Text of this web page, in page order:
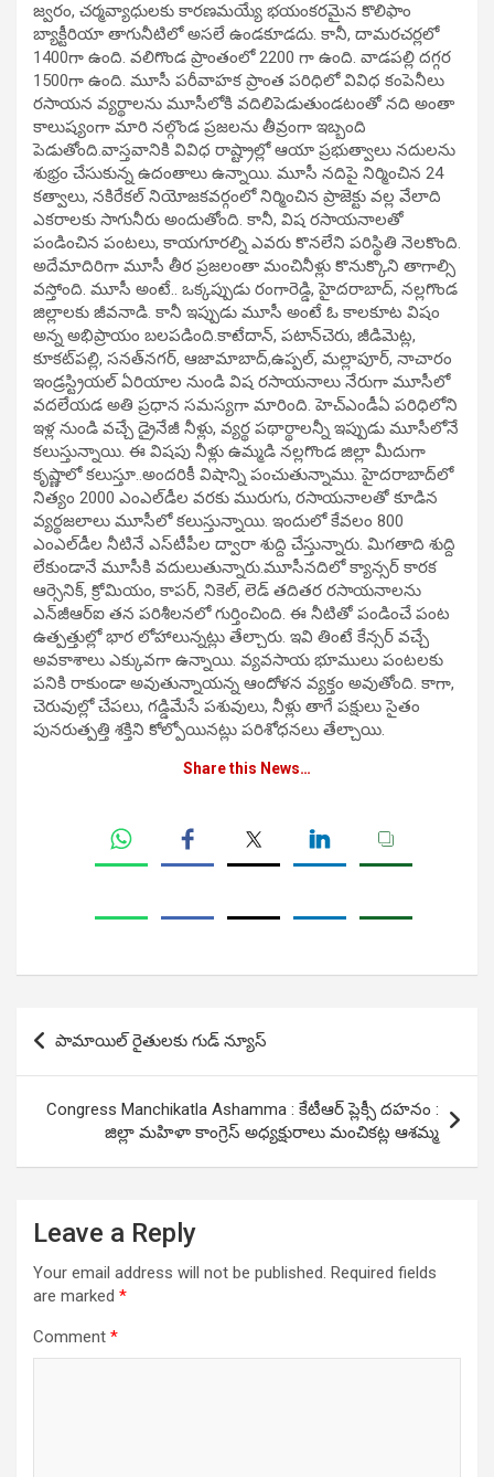
జ్వరం, చర్మవ్యాధులకు కారణమయ్యే భయంకరమైన కొలిఫాం
బ్యాక్టీరియా తాగునీటిలో అసలే ఉండకూడదు. కానీ, దామరచర్లలో
1400గా ఉంది. వలిగొండ ప్రాంతంలో 2200 గా ఉంది. వాడపల్లి దగ్గర
1500గా ఉంది. మూసీ పరీవాహక ప్రాంత పరిధిలో వివిధ కంపెనీలు
రసాయన వ్యర్థాలను మూసీలోకి వదిలిపెడుతుండటంతో నది అంతా
కాలుష్యంగా మారి నల్గొండ ప్రజలను తీవ్రంగా ఇబ్బంది
పెడుతోంది.వాస్తవానికి వివిధ రాష్ట్రాల్లో ఆయా ప్రభుత్వాలు నదులను
శుభ్రం చేసుకున్న ఉదంతాలు ఉన్నాయి. మూసీ నదిపై నిర్మించిన 24
కత్వాలు, నకిరేకల్ నియోజకవర్గంలో నిర్మించిన ప్రాజెక్టు వల్ల వేలాది
ఎకరాలకు సాగునీరు అందుతోంది. కానీ, విష రసాయనాలతో
పండించిన పంటలు, కాయగూరల్ని ఎవరు కొనలేని పరిస్థితి నెలకొంది.
అదేమాదిరిగా మూసీ తీర ప్రజలంతా మంచినీళ్లు కొనుక్కొని తాగాల్సి
వస్తోంది. మూసీ అంటే.. ఒక్కప్పుడు రంగారెడ్డి, హైదరాబాద్, నల్లగొండ
జిల్లాలకు జీవనాడి. కానీ ఇప్పుడు మూసీ అంటే ఓ కాలకూట విషం
అన్న అభిప్రాయం బలపడింది.కాటేదాన్, పటాన్‌చెరు, జీడిమెట్ల,
కూకట్‌పల్లి, సనత్‌నగర్, ఆజామాబాద్,ఉప్పల్, మల్లాపూర్, నాచారం
ఇండ్రస్ట్రియల్‌ ఏరియాల నుండి విష రసాయనాలు నేరుగా మూసీలో
వదలేయడ అతి ప్రధాన సమస్యగా మారింది. హెచ్‌ఎండీఏ పరిధిలోని
ఇళ్ల నుండి వచ్చే డ్రైనేజీ నీళ్లు, వ్యర్థ పథార్థాలన్నీ ఇప్పుడు మూసీలోనే
కలుస్తున్నాయి. ఈ విషపు నీళ్లు ఉమ్మడి నల్లగొండ జిల్లా మీదుగా
కృష్ణాలో కలుస్తూ..అందరికీ విషాన్ని పంచుతున్నాము. హైదరాబాద్‌లో
నిత్యం 2000 ఎంఎల్‌డీల వరకు మురుగు, రసాయనాలతో కూడిన
వ్యర్థజలాలు మూసీలో కలుస్తున్నాయి. ఇందులో కేవలం 800
ఎంఎల్‌డీల నీటినే ఎస్‌టీపీల ద్వారా శుద్ది చేస్తున్నారు. మిగతాది శుద్ది
లేకుండానే మూసీకి వదులుతున్నారు.మూసీనదిలో క్యాన్సర్ కారక
ఆర్సెనిక్, క్రోమియం, కాపర్, నికెల్, లెడ్‌ తదితర రసాయనాలను
ఎన్‌జీఆర్‌ఐ తన పరిశీలనలో గుర్తించింది. ఈ నీటితో పండించే పంట
ఉత్పత్తుల్లో భార లోహాలున్నట్లు తేల్చారు. ఇవి తింటే కేన్సర్‌ వచ్చే
అవకాశాలు ఎక్కువగా ఉన్నాయి. వ్యవసాయ భూములు పంటలకు
పనికి రాకుండా అవుతున్నాయన్న ఆందోళన వ్యక్తం అవుతోంది. కాగా,
చెరువుల్లో చేపలు, గడ్డిమేసే పశువులు, నీళ్లు తాగే పక్షులు సైతం
పునరుత్పత్తి శక్తిని కోల్పోయినట్లు పరిశోధనలు తేల్చాయి.
Share this News…
Post
navigation
పామాయిల్ రైతులకు గుడ్ న్యూస్
Congress Manchikatla Ashamma : కేటీఆర్ ప్లెక్సీ ద‌హ‌నం :
జిల్లా మ‌హిళా కాంగ్రెస్ అధ్య‌క్షురాలు మంచిక‌ట్ల ఆశ‌మ్మ
Leave a Reply
Your email address will not be published. Required fields
are marked *
Comment *